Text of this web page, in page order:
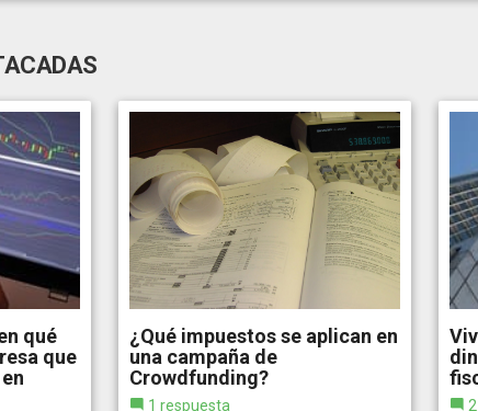
qué
que
¿Qué impuestos se aplican en
una campaña de
Crowdfunding?
1 respuesta